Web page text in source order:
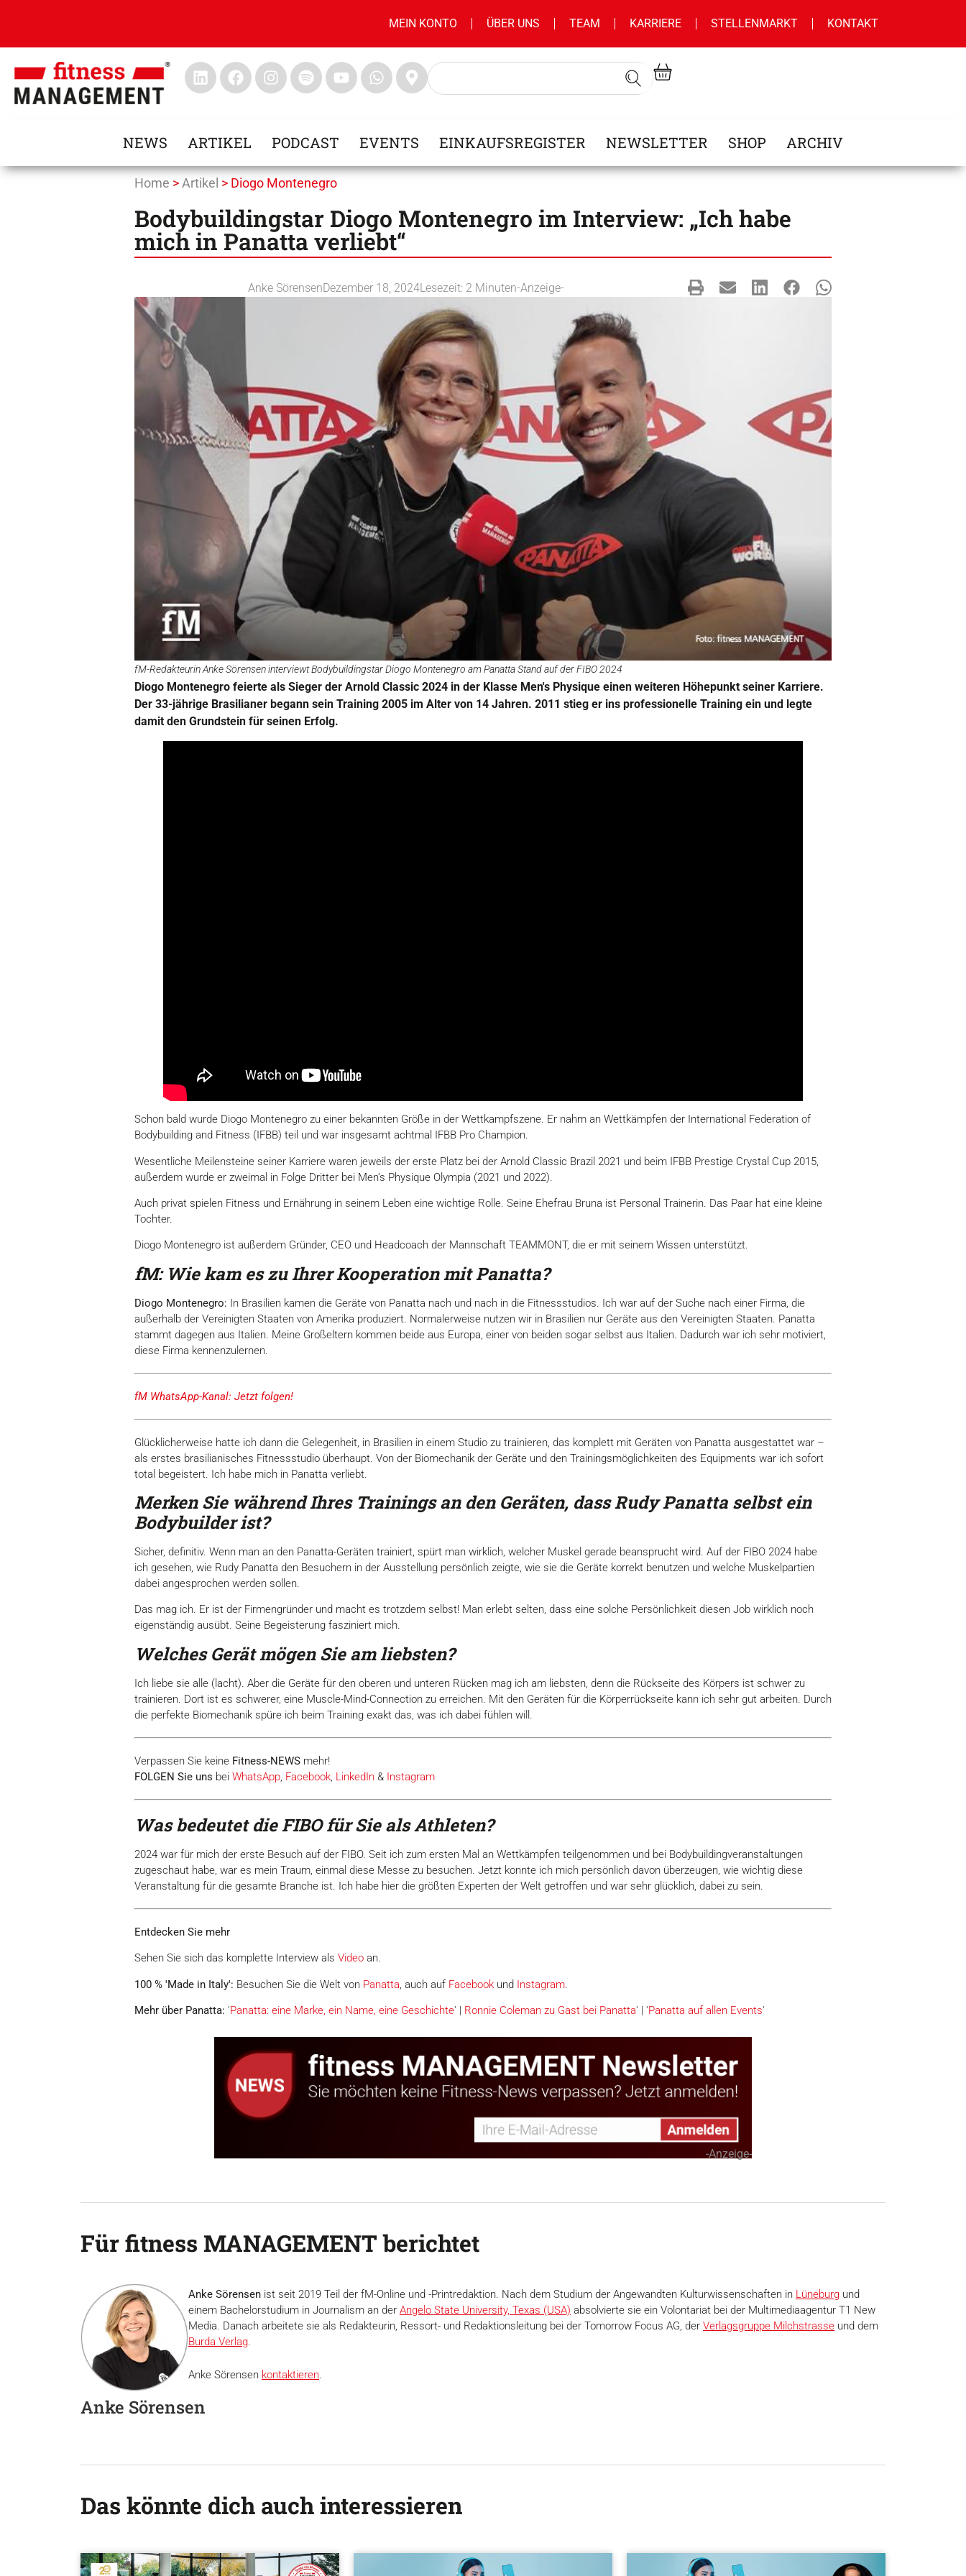
MEIN KONTO ÜBER UNS TEAM KARRIERE STELLENMARKT KONTAKT
NEWS ARTIKEL PODCAST EVENTS EINKAUFSREGISTER NEWSLETTER SHOP ARCHIV
Home > Artikel > Diogo Montenegro
Bodybuildingstar Diogo Montenegro im Interview: „Ich habe
mich in Panatta verliebt“
Anke SörensenDezember 18, 2024Lesezeit: 2 Minuten-Anzeige-
fM-Redakteurin Anke Sörensen interviewt Bodybuildingstar Diogo Montenegro am Panatta Stand auf der FIBO 2024
Diogo Montenegro feierte als Sieger der Arnold Classic 2024 in der Klasse Men's Physique einen weiteren Höhepunkt seiner Karriere.
Der 33-jährige Brasilianer begann sein Training 2005 im Alter von 14 Jahren. 2011 stieg er ins professionelle Training ein und legte
damit den Grundstein für seinen Erfolg.
Schon bald wurde Diogo Montenegro zu einer bekannten Größe in der Wettkampfszene. Er nahm an Wettkämpfen der International Federation of
Bodybuilding and Fitness (IFBB) teil und war insgesamt achtmal IFBB Pro Champion.
Wesentliche Meilensteine seiner Karriere waren jeweils der erste Platz bei der Arnold Classic Brazil 2021 und beim IFBB Prestige Crystal Cup 2015,
außerdem wurde er zweimal in Folge Dritter bei Men’s Physique Olympia (2021 und 2022).
Auch privat spielen Fitness und Ernährung in seinem Leben eine wichtige Rolle. Seine Ehefrau Bruna ist Personal Trainerin. Das Paar hat eine kleine
Tochter.
Diogo Montenegro ist außerdem Gründer, CEO und Headcoach der Mannschaft TEAMMONT, die er mit seinem Wissen unterstützt.
fM: Wie kam es zu Ihrer Kooperation mit Panatta?
Diogo Montenegro: In Brasilien kamen die Geräte von Panatta nach und nach in die Fitnessstudios. Ich war auf der Suche nach einer Firma, die
außerhalb der Vereinigten Staaten von Amerika produziert. Normalerweise nutzen wir in Brasilien nur Geräte aus den Vereinigten Staaten. Panatta
stammt dagegen aus Italien. Meine Großeltern kommen beide aus Europa, einer von beiden sogar selbst aus Italien. Dadurch war ich sehr motiviert,
diese Firma kennenzulernen.
fM WhatsApp-Kanal: Jetzt folgen!
Glücklicherweise hatte ich dann die Gelegenheit, in Brasilien in einem Studio zu trainieren, das komplett mit Geräten von Panatta ausgestattet war –
als erstes brasilianisches Fitnessstudio überhaupt. Von der Biomechanik der Geräte und den Trainingsmöglichkeiten des Equipments war ich sofort
total begeistert. Ich habe mich in Panatta verliebt.
Merken Sie während Ihres Trainings an den Geräten, dass Rudy Panatta selbst ein
Bodybuilder ist?
Sicher, definitiv. Wenn man an den Panatta-Geräten trainiert, spürt man wirklich, welcher Muskel gerade beansprucht wird. Auf der FIBO 2024 habe
ich gesehen, wie Rudy Panatta den Besuchern in der Ausstellung persönlich zeigte, wie sie die Geräte korrekt benutzen und welche Muskelpartien
dabei angesprochen werden sollen.
Das mag ich. Er ist der Firmengründer und macht es trotzdem selbst! Man erlebt selten, dass eine solche Persönlichkeit diesen Job wirklich noch
eigenständig ausübt. Seine Begeisterung fasziniert mich.
Welches Gerät mögen Sie am liebsten?
Ich liebe sie alle (lacht). Aber die Geräte für den oberen und unteren Rücken mag ich am liebsten, denn die Rückseite des Körpers ist schwer zu
trainieren. Dort ist es schwerer, eine Muscle-Mind-Connection zu erreichen. Mit den Geräten für die Körperrückseite kann ich sehr gut arbeiten. Durch
die perfekte Biomechanik spüre ich beim Training exakt das, was ich dabei fühlen will.
Verpassen Sie keine Fitness-NEWS mehr!
FOLGEN Sie uns bei WhatsApp, Facebook, LinkedIn & Instagram
Was bedeutet die FIBO für Sie als Athleten?
2024 war für mich der erste Besuch auf der FIBO. Seit ich zum ersten Mal an Wettkämpfen teilgenommen und bei Bodybuildingveranstaltungen
zugeschaut habe, war es mein Traum, einmal diese Messe zu besuchen. Jetzt konnte ich mich persönlich davon überzeugen, wie wichtig diese
Veranstaltung für die gesamte Branche ist. Ich habe hier die größten Experten der Welt getroffen und war sehr glücklich, dabei zu sein.
Entdecken Sie mehr
Sehen Sie sich das komplette Interview als Video an.
100 % 'Made in Italy': Besuchen Sie die Welt von Panatta, auch auf Facebook und Instagram.
Mehr über Panatta: 'Panatta: eine Marke, ein Name, eine Geschichte' | Ronnie Coleman zu Gast bei Panatta' | 'Panatta auf allen Events'
-Anzeige-
Für fitness MANAGEMENT berichtet
Anke Sörensen
Anke Sörensen ist seit 2019 Teil der fM-Online und -Printredaktion. Nach dem Studium der Angewandten Kulturwissenschaften in Lüneburg und
einem Bachelorstudium in Journalism an der Angelo State University, Texas (USA) absolvierte sie ein Volontariat bei der Multimediaagentur T1 New
Media. Danach arbeitete sie als Redakteurin, Ressort- und Redaktionsleitung bei der Tomorrow Focus AG, der Verlagsgruppe Milchstrasse und dem
Burda Verlag.
Anke Sörensen kontaktieren.
Das könnte dich auch interessieren